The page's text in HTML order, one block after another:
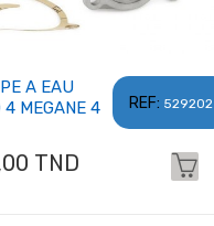
REF: 529202
A EAU
4 MEGANE 4
TND